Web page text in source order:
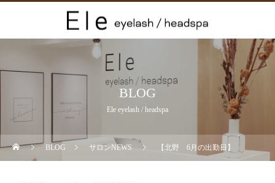
BLOG
Ele eyelash / headspa
BLOG サロンNEWS 【北野 6月の出勤日】